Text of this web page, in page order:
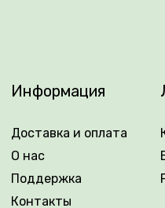
Информация
Доставка и оплата
О нас
Поддержка
Контакты